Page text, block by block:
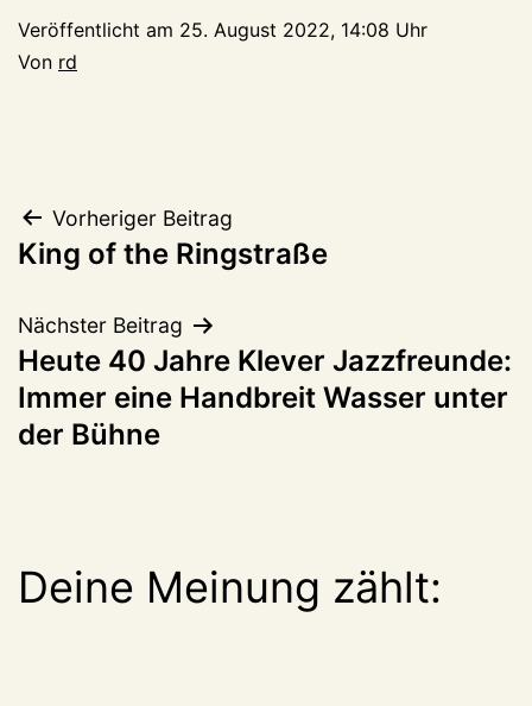
Veröffentlicht am 25. August 2022, 14:08 Uhr
Von rd
Beitragsnavigation
Vorheriger Beitrag
King of the Ringstraße
Nächster Beitrag
Heute 40 Jahre Klever Jazzfreunde:
Immer eine Handbreit Wasser unter
der Bühne
Deine Meinung zählt: